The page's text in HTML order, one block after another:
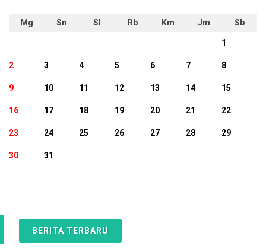
Mg Sn Sl Rb Km Jm Sb
1
2 3 4 5 6 7 8
9 10 11 12 13 14 15
16 17 18 19 20 21 22
23 24 25 26 27 28 29
30 31
BERITA TERBARU